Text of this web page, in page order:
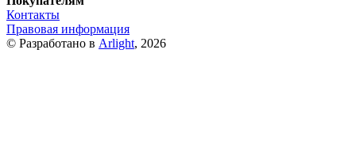
Контакты
Правовая информация
© Разработано в Arlight, 2026